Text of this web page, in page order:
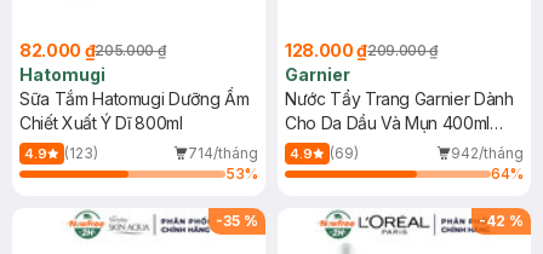
82.000 ₫205.000 ₫
Hatomugi
Sữa Tắm Hatomugi Dưỡng Ẩm
Chiết Xuất Ý Dĩ 800ml
4.9 (123)
714/tháng
53%
128.000 ₫209.000 ₫
Garnier
Nước Tẩy Trang Garnier Dành
Cho Da Dầu Và Mụn 400ml
(Mới)
4.9 (69)
942/tháng
64%
-35 % -42 %